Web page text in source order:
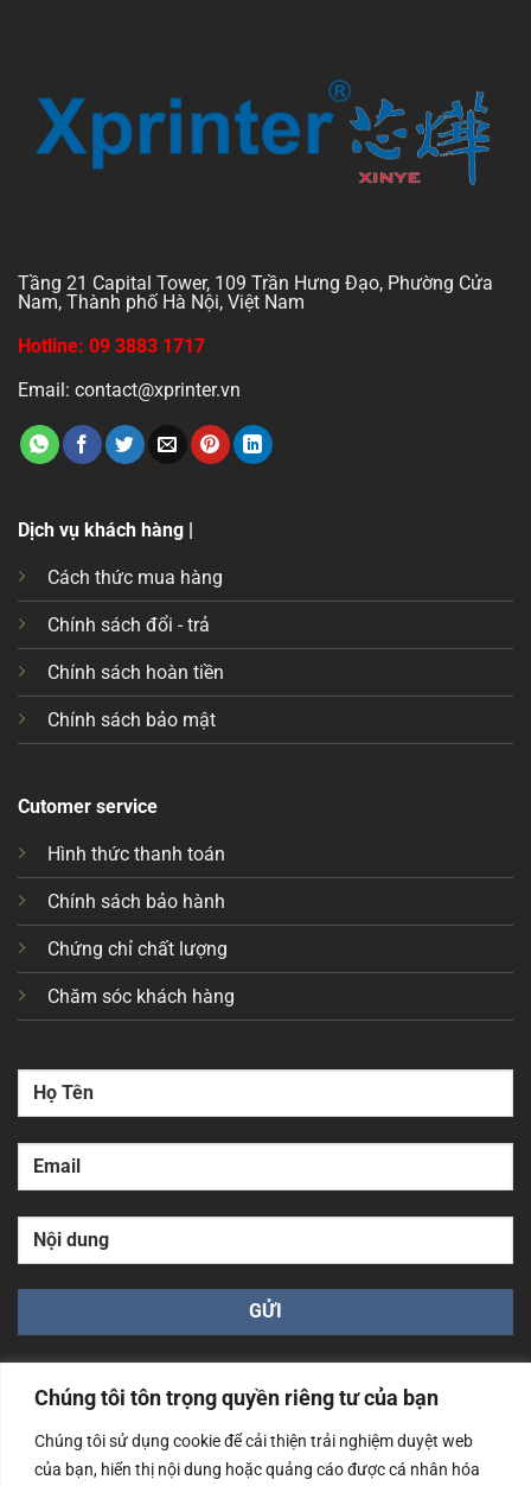
Chúng tôi tôn trọng quyền riêng tư của bạn
Chúng tôi sử dụng cookie để cải thiện trải nghiệm duyệt web
của bạn, hiển thị nội dung hoặc quảng cáo được cá nhân hóa
Tầng 21 Capital Tower, 109 Trần Hưng Đạo, Phường Cửa
Nam, Thành phố Hà Nội, Việt Nam
Hotline: 09 3883 1717
Email: contact@xprinter.vn
Dịch vụ khách hàng |
Cách thức mua hàng
Chính sách đổi - trả
Chính sách hoàn tiền
Chính sách bảo mật
Cutomer service
Hình thức thanh toán
Chính sách bảo hành
Chứng chỉ chất lượng
Chăm sóc khách hàng